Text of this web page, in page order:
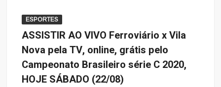
ESPORTES
ASSISTIR AO VIVO Ferroviário x Vila
Nova pela TV, online, grátis pelo
Campeonato Brasileiro série C 2020,
HOJE SÁBADO (22/08)